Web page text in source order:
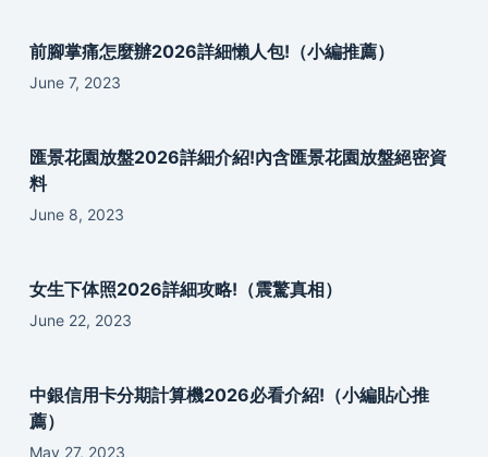
前腳掌痛怎麼辦2026詳細懶人包!（小編推薦）
June 7, 2023
匯景花園放盤2026詳細介紹!內含匯景花園放盤絕密資
料
June 8, 2023
女生下体照2026詳細攻略!（震驚真相）
June 22, 2023
中銀信用卡分期計算機2026必看介紹!（小編貼心推
薦）
May 27, 2023